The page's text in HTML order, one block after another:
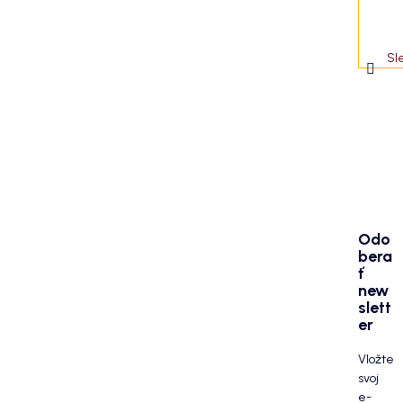
Odo
bera
ť
new
slett
er
Vložte
svoj
e-